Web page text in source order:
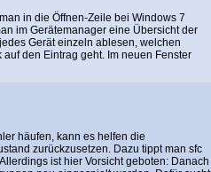
in die Öffnen-Zeile bei Windows 7
im Gerätemanager eine Übersicht der
Gerät einzeln ablesen, welchen
den Eintrag geht. Im neuen Fenster
häufen, kann es helfen die
zurückzusetzen. Dazu tippt man sfc
ist hier Vorsicht geboten: Danach